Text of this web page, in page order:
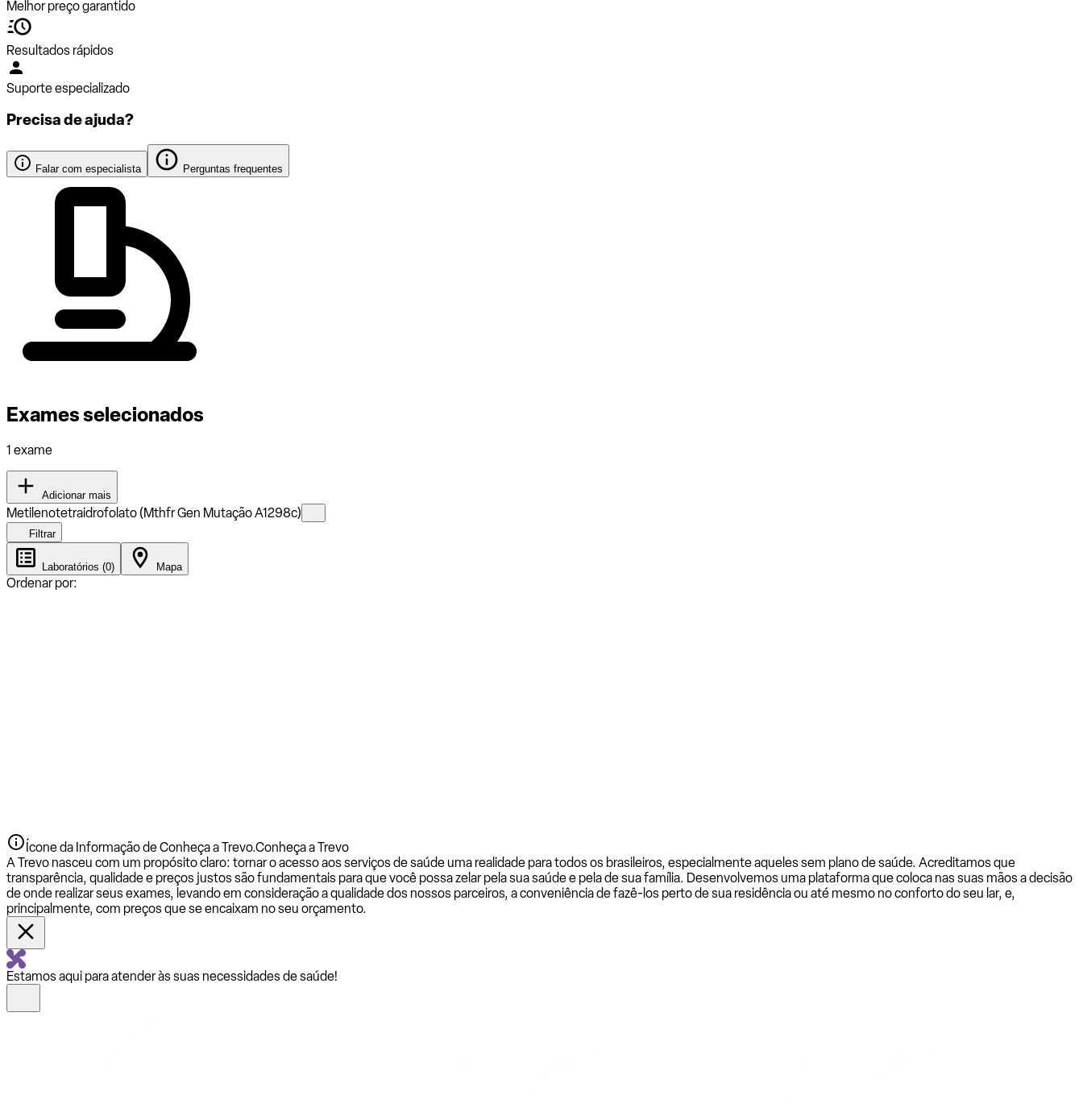
Melhor preço garantido
Resultados rápidos
Suporte especializado
Precisa de ajuda?
Falar com especialista Perguntas frequentes
Exames selecionados
1 exame
Adicionar mais
Metilenotetraidrofolato (Mthfr Gen Mutação A1298c)
Filtrar
Laboratórios (0) Mapa
Ordenar por:
Ícone da Informação de Conheça a Trevo.Conheça a Trevo
A Trevo nasceu com um propósito claro: tornar o acesso aos serviços de saúde uma realidade para todos os brasileiros, especialmente aqueles sem plano de saúde. Acreditamos que
transparência, qualidade e preços justos são fundamentais para que você possa zelar pela sua saúde e pela de sua família. Desenvolvemos uma plataforma que coloca nas suas mãos a decisão
de onde realizar seus exames, levando em consideração a qualidade dos nossos parceiros, a conveniência de fazê-los perto de sua residência ou até mesmo no conforto do seu lar, e,
principalmente, com preços que se encaixam no seu orçamento.
Estamos aqui para atender às suas necessidades de saúde!